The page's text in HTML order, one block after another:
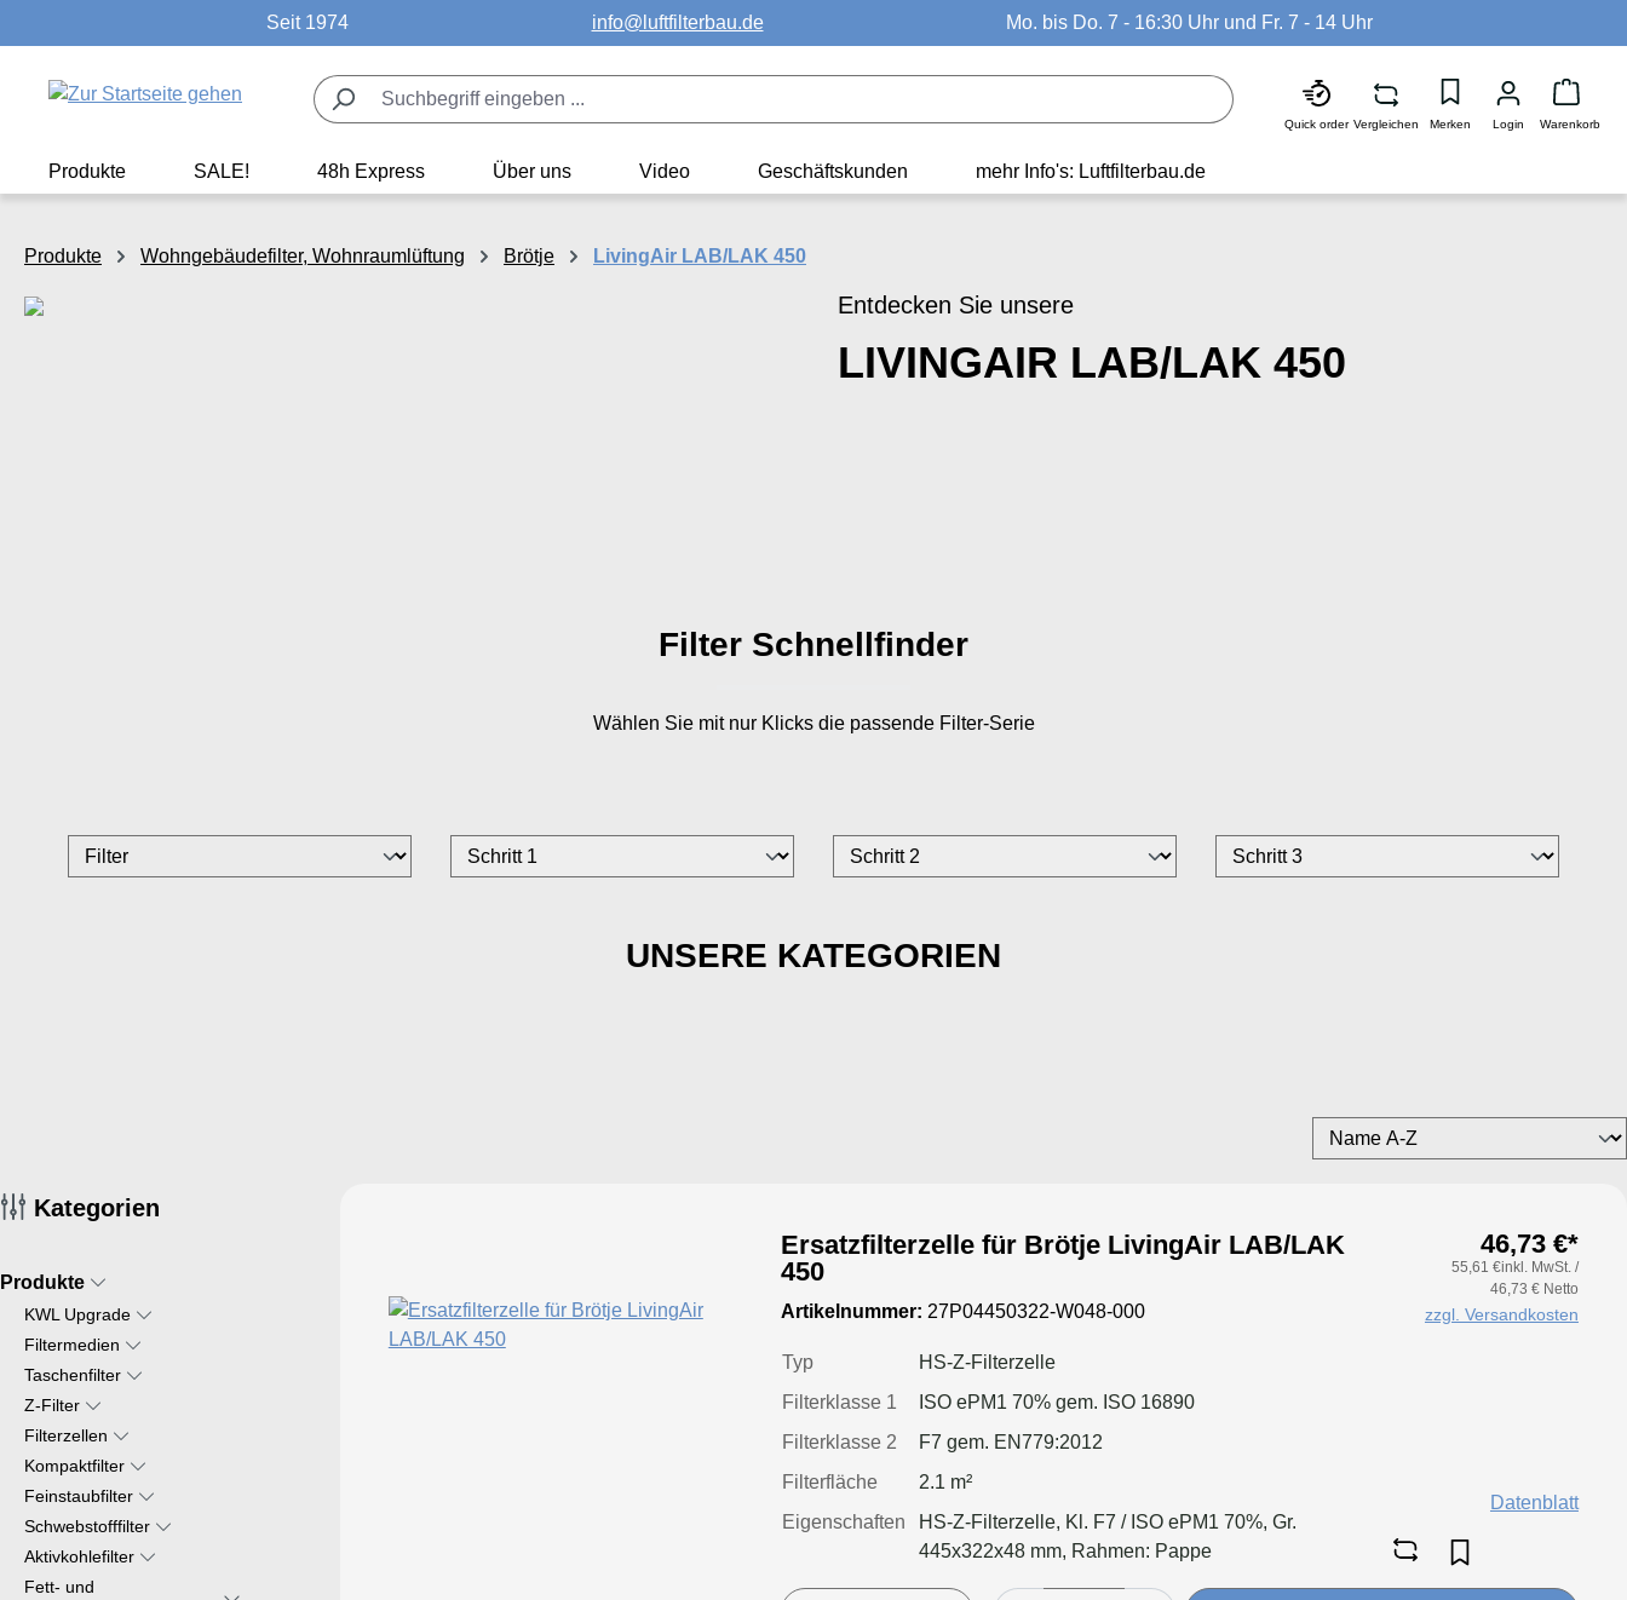
Zur Hauptnavigation springenSeit 1974 info@luftfilterbau.de Mo. bis Do. 7 - 16:30 Uhr und Fr. 7 - 14 Uhr
Quick order Vergleichen Merken Login Warenkorb
Produkte SALE! 48h Express Über uns Video Geschäftskunden mehr Info's: Luftfilterbau.de
Produkte Wohngebäudefilter, Wohnraumlüftung Brötje LivingAir LAB/LAK 450
Entdecken Sie unsere
LIVINGAIR LAB/LAK 450
Filter Schnellfinder
Wählen Sie mit nur Klicks die passende Filter-Serie
UNSERE KATEGORIEN
Kategorien
Produkte
KWL Upgrade
Filtermedien
Taschenfilter
Z-Filter
Filterzellen
Kompaktfilter
Feinstaubfilter
Schwebstofffilter
Aktivkohlefilter
Fett- und
Ersatzfilterzelle für Brötje LivingAir LAB/LAK
450
Artikelnummer: 27P04450322-W048-000
Typ
HS-Z-Filterzelle
Filterklasse 1
ISO ePM1 70% gem. ISO 16890
Filterklasse 2
F7 gem. EN779:2012
Filterfläche
2.1 m²
Eigenschaften
HS-Z-Filterzelle, Kl. F7 / ISO ePM1 70%, Gr.
445x322x48 mm, Rahmen: Pappe
46,73 €*
55,61 €inkl. MwSt. /
46,73 € Netto
zzgl. Versandkosten
Datenblatt